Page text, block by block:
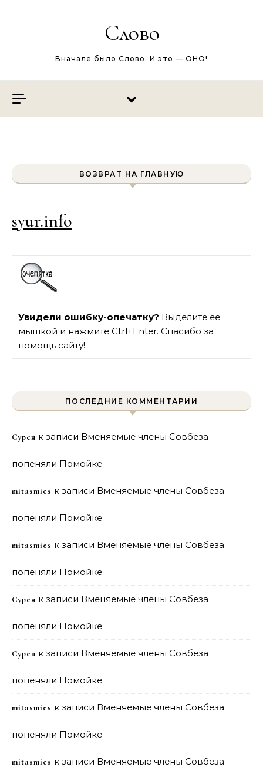
Слово
Вначале было Слово. И это — ОНО!
ВОЗВРАТ НА ГЛАВНУЮ
syur.info
Увидели ошибку-опечатку? Выделите ее
мышкой и нажмите Ctrl+Enter. Спасибо за
помощь сайту!
ПОСЛЕДНИЕ КОММЕНТАРИИ
Сурен к записи Вменяемые члены Совбеза
попеняли Помойке
mitasmies к записи Вменяемые члены Совбеза
попеняли Помойке
mitasmies к записи Вменяемые члены Совбеза
попеняли Помойке
Сурен к записи Вменяемые члены Совбеза
попеняли Помойке
Сурен к записи Вменяемые члены Совбеза
попеняли Помойке
mitasmies к записи Вменяемые члены Совбеза
попеняли Помойке
mitasmies к записи Вменяемые члены Совбеза